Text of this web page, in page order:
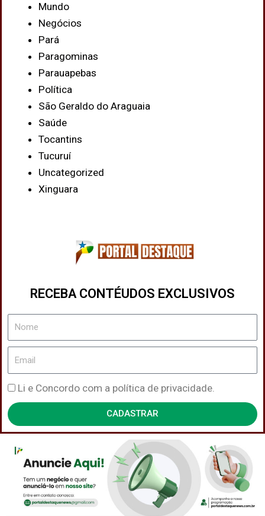
Mundo
Negócios
Pará
Paragominas
Parauapebas
Política
São Geraldo do Araguaia
Saúde
Tocantins
Tucuruí
Uncategorized
Xinguara
RECEBA CONTÉUDOS EXCLUSIVOS
Nome
Email
Política
de
Privacidade
Li e Concordo com a política de privacidade.
CADASTRAR